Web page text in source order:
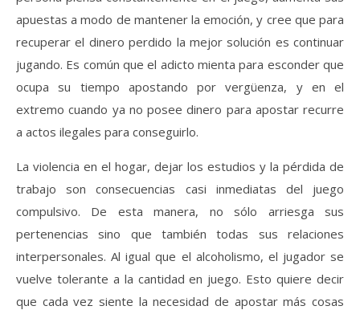
apuestas a modo de mantener la emoción, y cree que para
recuperar el dinero perdido la mejor solución es continuar
jugando. Es común que el adicto mienta para esconder que
ocupa su tiempo apostando por vergüenza, y en el
extremo cuando ya no posee dinero para apostar recurre
a actos ilegales para conseguirlo.
La violencia en el hogar, dejar los estudios y la pérdida de
trabajo son consecuencias casi inmediatas del juego
compulsivo. De esta manera, no sólo arriesga sus
pertenencias sino que también todas sus relaciones
interpersonales. Al igual que el alcoholismo, el jugador se
vuelve tolerante a la cantidad en juego. Esto quiere decir
que cada vez siente la necesidad de apostar más cosas